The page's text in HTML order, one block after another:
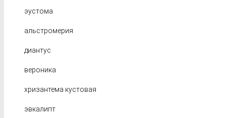
эустома
альстромерия
диантус
вероника
хризантема кустовая
эвкалипт